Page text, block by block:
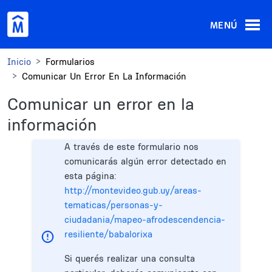
MENÚ
Inicio
Formularios
Comunicar Un Error En La Información
Comunicar un error en la
información
A través de este formulario nos
comunicarás algún error detectado en
esta página:
http://montevideo.gub.uy/areas-
tematicas/personas-y-
ciudadania/mapeo-afrodescendencia-
resiliente/babalorixa
Si querés realizar una consulta